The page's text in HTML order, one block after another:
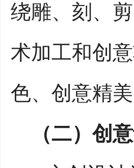
绕雕、刻、
术加工和创
色、创意精
（二）创